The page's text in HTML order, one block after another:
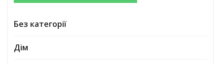
Без категорії
Дім